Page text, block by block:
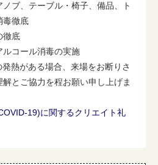
ノブ、テーブル・椅子、備品、ト
毒徹底
徹底
ルコール消毒の実施
熱がある場合、来場をお断りさ
とご協力を程お願い申し上げま
19)に関するクリエイト礼